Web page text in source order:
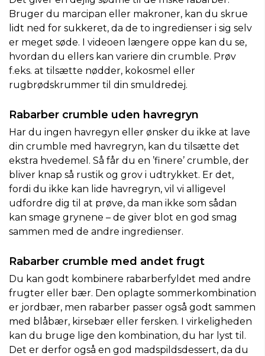
Bruger du marcipan eller makroner, kan du skrue
lidt ned for sukkeret, da de to ingredienser i sig selv
er meget søde. I videoen længere oppe kan du se,
hvordan du ellers kan variere din crumble. Prøv
f.eks. at tilsætte nødder, kokosmel eller
rugbrødskrummer til din smuldredej.
Rabarber crumble uden havregryn
Har du ingen havregyn eller ønsker du ikke at lave
din crumble med havregryn, kan du tilsætte det
ekstra hvedemel. Så får du en ’finere’ crumble, der
bliver knap så rustik og grov i udtrykket. Er det,
fordi du ikke kan lide havregryn, vil vi alligevel
udfordre dig til at prøve, da man ikke som sådan
kan smage grynene – de giver blot en god smag
sammen med de andre ingredienser.
Rabarber crumble med andet frugt
Du kan godt kombinere rabarberfyldet med andre
frugter eller bær. Den oplagte sommerkombination
er jordbær, men rabarber passer også godt sammen
med blåbær, kirsebær eller fersken. I virkeligheden
kan du bruge lige den kombination, du har lyst til.
Det er derfor også en god madspildsdessert, da du